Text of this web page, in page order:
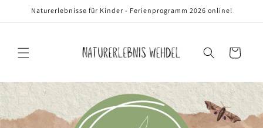
zumNaturerlebnisse für Kinder - Ferienprogramm 2026 online!
Warenkorb